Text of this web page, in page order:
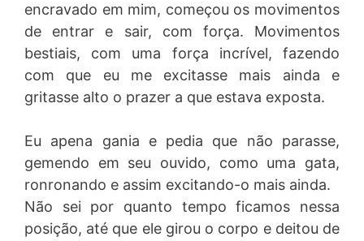
encravado em mim, começou os movimentos
de entrar e sair, com força. Movimentos
bestiais, com uma força incrível, fazendo
com que eu me excitasse mais ainda e
gritasse alto o prazer a que estava exposta.
Eu apena gania e pedia que não parasse,
gemendo em seu ouvido, como uma gata,
ronronando e assim excitando-o mais ainda.
Não sei por quanto tempo ficamos nessa
posição, até que ele girou o corpo e deitou de